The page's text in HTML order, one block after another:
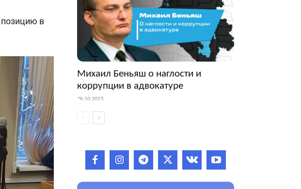
позицию в
Михаил Беньяш о наглости и
коррупции в адвокатуре
26.10.2023